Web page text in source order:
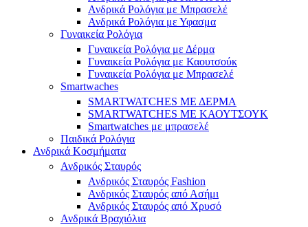
Ανδρικά Ρολόγια με Μπρασελέ
Ανδρικά Ρολόγια με Υφασμα
Γυναικεία Ρολόγια
Γυναικεία Ρολόγια με Δέρμα
Γυναικεία Ρολόγια με Καουτσούκ
Γυναικεία Ρολόγια με Μπρασελέ
Smartwaches
SMARTWATCHES ΜΕ ΔΕΡΜΑ
SMARTWATCHES ΜΕ ΚΑΟΥΤΣΟΥΚ
Smartwatches με μπρασελέ
Παιδικά Ρολόγια
Ανδρικά Κοσμήματα
Ανδρικός Σταυρός
Ανδρικός Σταυρός Fashion
Ανδρικός Σταυρός από Ασήμι
Ανδρικός Σταυρός από Χρυσό
Ανδρικά Βραχιόλια